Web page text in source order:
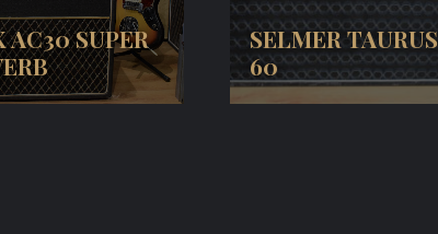
AC30 SUPER
SELMER TAURUS
60